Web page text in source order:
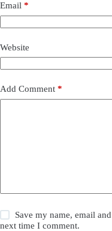
Email *
Website
Add Comment *
Save my name, email
next time I comment.